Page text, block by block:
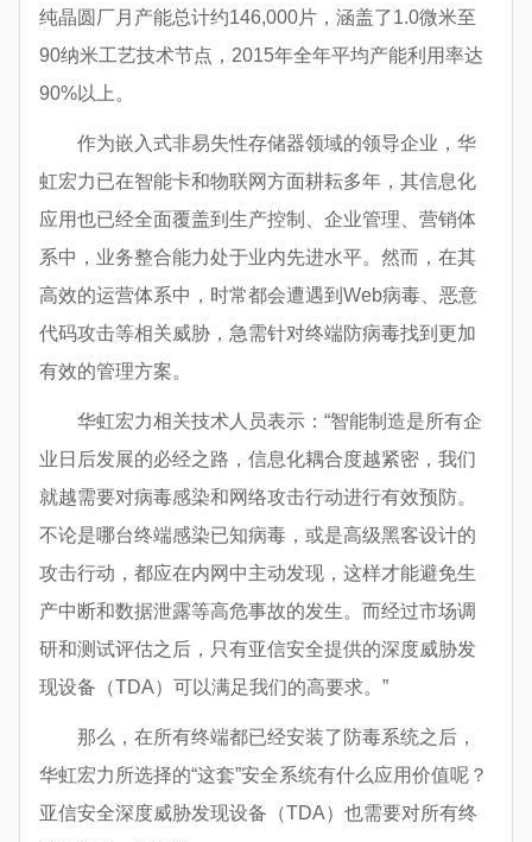
纯晶圆厂月产能总计约146,000片，涵盖了1.0微米至
90纳米工艺技术节点，2015年全年平均产能利用率达
90%以上。
作为嵌入式非易失性存储器领域的领导企业，华
虹宏力已在智能卡和物联网方面耕耘多年，其信息化
应用也已经全面覆盖到生产控制、企业管理、营销体
系中，业务整合能力处于业内先进水平。然而，在其
高效的运营体系中，时常都会遭遇到Web病毒、恶意
代码攻击等相关威胁，急需针对终端防病毒找到更加
有效的管理方案。
华虹宏力相关技术人员表示：“智能制造是所有企
业日后发展的必经之路，信息化耦合度越紧密，我们
就越需要对病毒感染和网络攻击行动进行有效预防。
不论是哪台终端感染已知病毒，或是高级黑客设计的
攻击行动，都应在内网中主动发现，这样才能避免生
产中断和数据泄露等高危事故的发生。而经过市场调
研和测试评估之后，只有亚信安全提供的深度威胁发
现设备（TDA）可以满足我们的高要求。”
那么，在所有终端都已经安装了防毒系统之后，
华虹宏力所选择的“这套”安全系统有什么应用价值呢？
亚信安全深度威胁发现设备（TDA）也需要对所有终